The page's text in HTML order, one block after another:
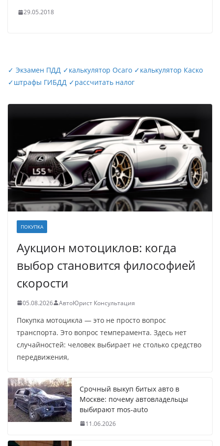
29.05.2018
✓ Экзамен ПДД ✓калькулятор Осаго ✓калькулятор Каско
✓штрафы ГИБДД ✓рассчитать налог
ПОКУПКА
Аукцион мотоциклов: когда
выбор становится философией
скорости
05.08.2026 АвтоЮрист Консультация
Покупка мотоцикла — это не просто вопрос
транспорта. Это вопрос темперамента. Здесь нет
случайностей: человек выбирает не столько средство
передвижения,
Срочный выкуп битых авто в
Москве: почему автовладельцы
выбирают mos-auto
11.06.2026